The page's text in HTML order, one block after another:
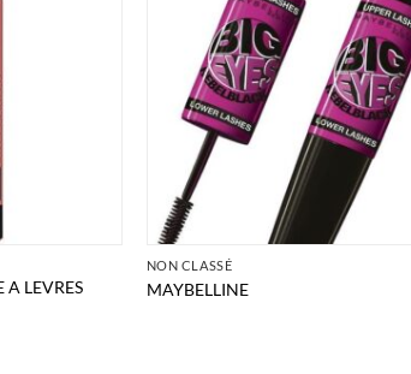
A LEVRES
NON CLASSÉ
MAYBELLINE